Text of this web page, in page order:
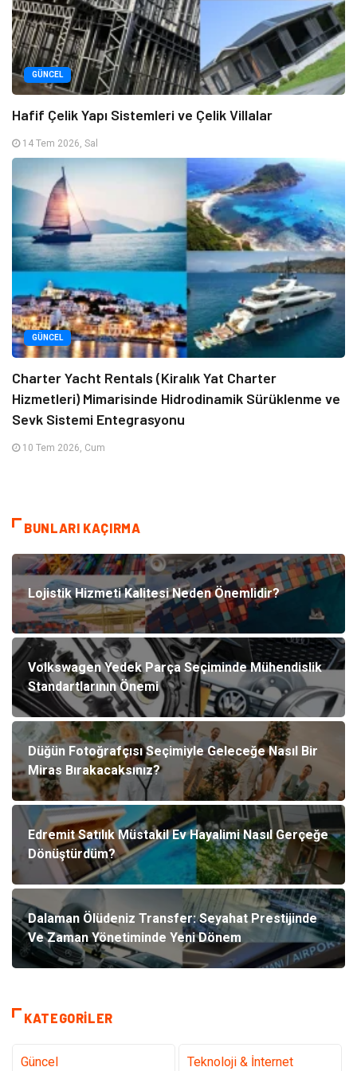
GÜNCEL
Hafif Çelik Yapı Sistemleri ve Çelik Villalar
14 Tem 2026, Sal
GÜNCEL
Charter Yacht Rentals (Kiralık Yat Charter
Hizmetleri) Mimarisinde Hidrodinamik Sürüklenme ve
Sevk Sistemi Entegrasyonu
10 Tem 2026, Cum
BUNLARI KAÇIRMA
Lojistik Hizmeti Kalitesi Neden Önemlidir?
Volkswagen Yedek Parça Seçiminde Mühendislik
Standartlarının Önemi
Düğün Fotoğrafçısı Seçimiyle Geleceğe Nasıl Bir
Miras Bırakacaksınız?
Edremit Satılık Müstakil Ev Hayalimi Nasıl Gerçeğe
Dönüştürdüm?
Dalaman Ölüdeniz Transfer: Seyahat Prestijinde
Ve Zaman Yönetiminde Yeni Dönem
KATEGORILER
Güncel Teknoloji & İnternet